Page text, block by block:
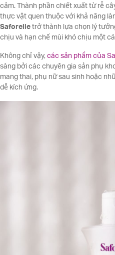
cảm. Thành phần chiết xuất từ rễ
thực vật quen thuộc với khả năng
Saforelle trở thành lựa chọn lý
chịu và hạn chế mùi khó chịu một
Không chỉ vậy, các sản phẩm của
sàng bởi các chuyên gia sản phụ
mang thai, phụ nữ sau sinh hoặc
dễ kích ứng.